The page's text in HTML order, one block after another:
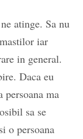
atinge. Sa nu
iar
in general.
Daca eu
persoana ma
sa se
o persoana